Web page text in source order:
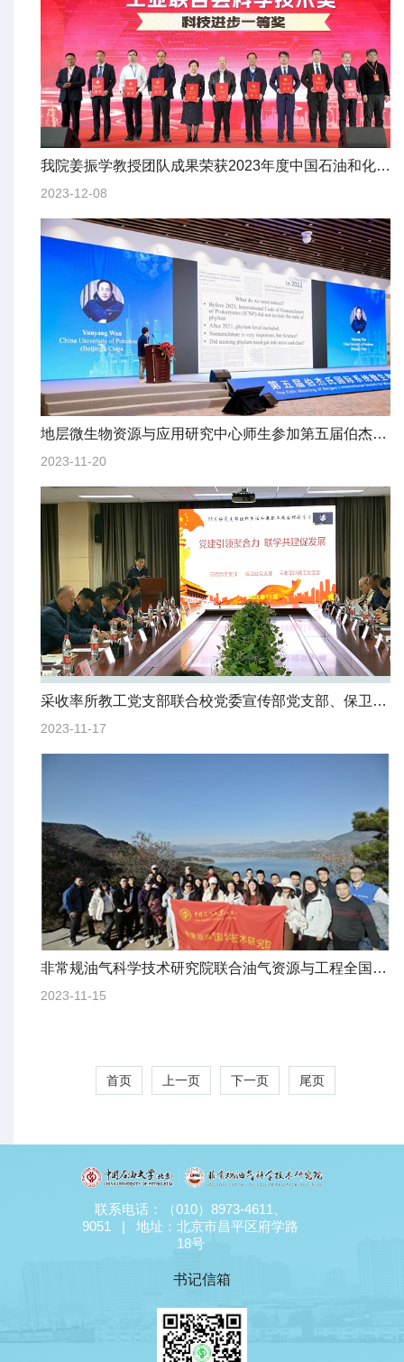
我院姜振学教授团队成果荣获2023年度中国石油和化学工业联合会科技进步一等奖
2023-12-08
地层微生物资源与应用研究中心师生参加第五届伯杰氏国际系统微生物学研讨会
2023-11-20
采收率所教工党支部联合校党委宣传部党支部、保卫处党支部开展理论学习
2023-11-17
非常规油气科学技术研究院联合油气资源与工程全国重点实验室组织秋日登山工会活动
2023-11-15
首页 上一页 下一页 尾页
联系电话：（010）8973-4611、
9051 | 地址：北京市昌平区府学路
18号
书记信箱